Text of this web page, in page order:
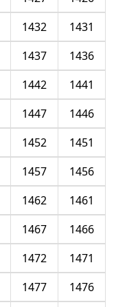
1431
1432
1436
1437
1441
1442
1446
1447
1451
1452
1456
1457
1461
1462
1466
1467
1471
1472
1476
1477